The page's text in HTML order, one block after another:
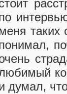
таких
думал,